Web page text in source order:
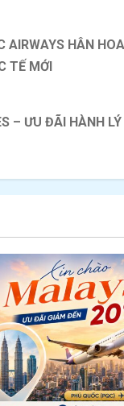
AIRWAYS HÂN
TẾ MỚI
– ƯU ĐÃI HÀNH LÝ